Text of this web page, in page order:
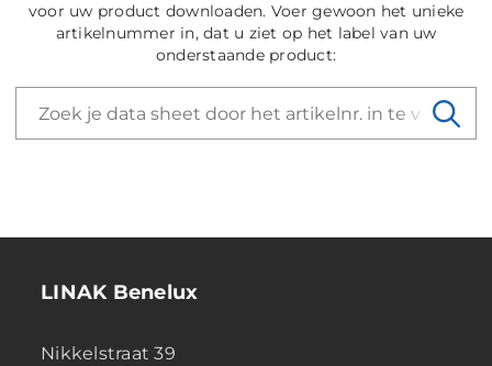
voor uw product downloaden. Voer gewoon het unieke
artikelnummer in, dat u ziet op het label van uw
onderstaande product:
LINAK Benelux
Nikkelstraat 39